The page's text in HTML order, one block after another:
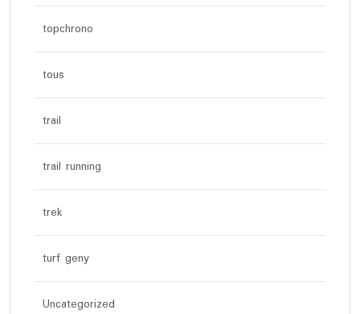
topchrono
tous
trail
trail running
trek
turf geny
Uncategorized